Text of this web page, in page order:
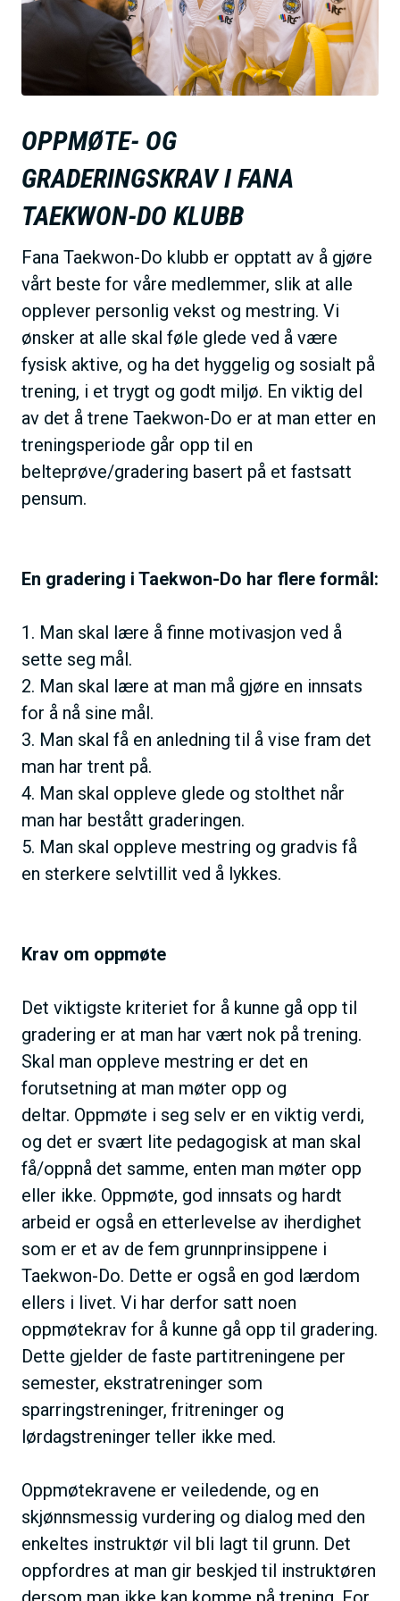
OPPMØTE- OG
GRADERINGSKRAV I FANA
TAEKWON-DO KLUBB
Fana Taekwon-Do klubb er opptatt av å gjøre
vårt beste for våre medlemmer, slik at alle
opplever personlig vekst og mestring. Vi
ønsker at alle skal føle glede ved å være
fysisk aktive, og ha det hyggelig og sosialt på
trening, i et trygt og godt miljø. En viktig del
av det å trene Taekwon-Do er at man etter en
treningsperiode går opp til en
belteprøve/gradering basert på et fastsatt
pensum.
En gradering i Taekwon-Do har flere formål:
1. Man skal lære å finne motivasjon ved å
sette seg mål.
2. Man skal lære at man må gjøre en innsats
for å nå sine mål.
3. Man skal få en anledning til å vise fram det
man har trent på.
4. Man skal oppleve glede og stolthet når
man har bestått graderingen.
5. Man skal oppleve mestring og gradvis få
en sterkere selvtillit ved å lykkes.
Krav om oppmøte
Det viktigste kriteriet for å kunne gå opp til
gradering er at man har vært nok på trening.
Skal man oppleve mestring er det en
forutsetning at man møter opp og
deltar. Oppmøte i seg selv er en viktig verdi,
og det er svært lite pedagogisk at man skal
få/oppnå det samme, enten man møter opp
eller ikke. Oppmøte, god innsats og hardt
arbeid er også en etterlevelse av iherdighet
som er et av de fem grunnprinsippene i
Taekwon-Do. Dette er også en god lærdom
ellers i livet. Vi har derfor satt noen
oppmøtekrav for å kunne gå opp til gradering.
Dette gjelder de faste partitreningene per
semester, ekstratreninger som
sparringstreninger, fritreninger og
lørdagstreninger teller ikke med.
Oppmøtekravene er veiledende, og en
skjønnsmessig vurdering og dialog med den
enkeltes instruktør vil bli lagt til grunn. Det
oppfordres at man gir beskjed til instruktøren